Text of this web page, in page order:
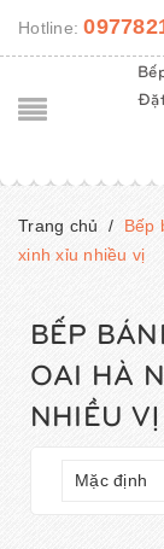
Hotline:
Trang chủ /
Bếp
xinh xỉu nhiều vị
BẾP
OAI HÀ
NHIỀU VỊ